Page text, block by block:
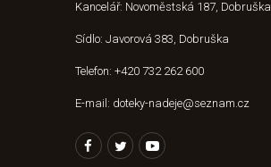
Kancelář: Novoměstská 187, Dobruška
Sídlo: Javorová 383, Dobruška
Telefon: +420 732 262 600
E-mail: doteky-nadeje@seznam.cz